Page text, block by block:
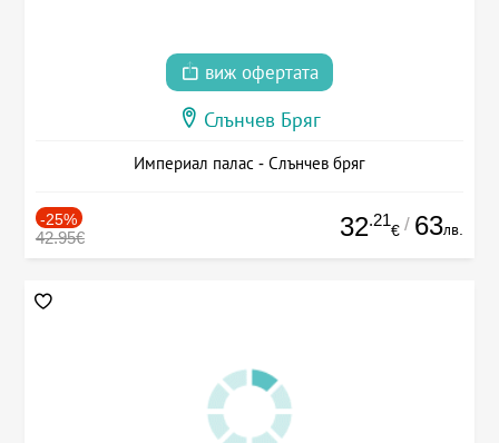
виж офертата
Слънчев Бряг
Империал палас - Слънчев бряг
-25%
42.95€ 32.21
€ / 63лв.